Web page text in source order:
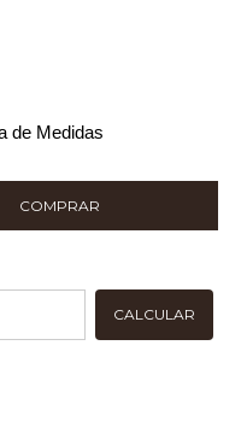
de Medidas
CALCULAR